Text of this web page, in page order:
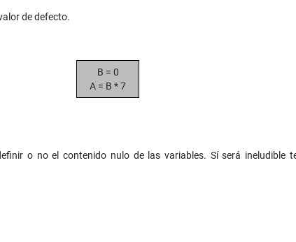
de defecto.
B = 0
A = B * 7
o no el contenido nulo de las variables. Sí será ineludible